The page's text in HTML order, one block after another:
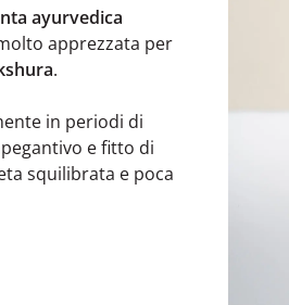
ayurvedica
apprezzata per
.
in periodi di
e fitto di
squilibrata e poca